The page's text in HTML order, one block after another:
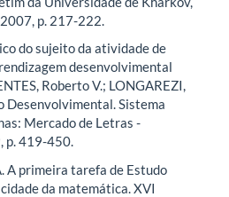
p. 217-222.
do sujeito da atividade de
desenvolvimental
Roberto V.; LONGAREZI,
Desenvolvimental. Sistema
Mercado de Letras -
p. 419-450.
A primeira tarefa de Estudo
da matemática. XVI